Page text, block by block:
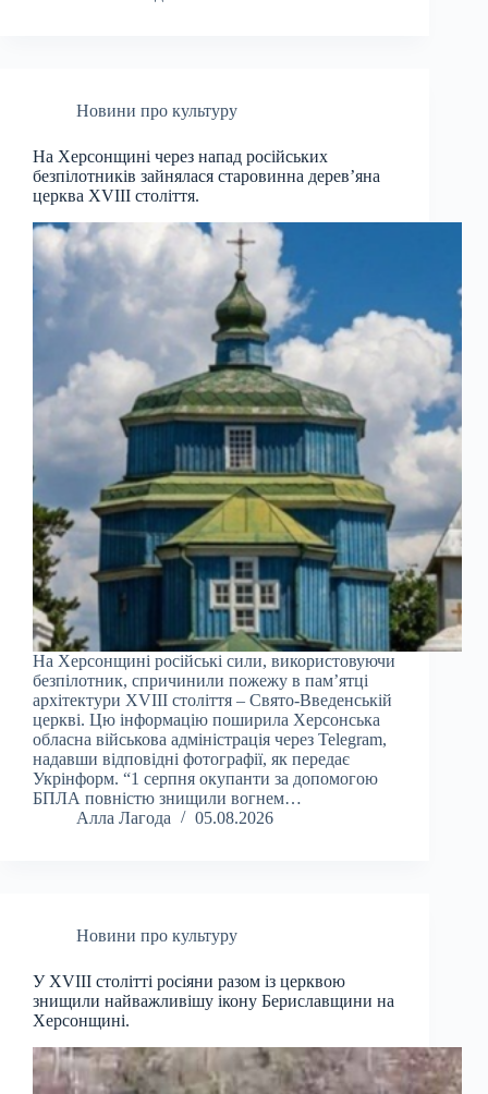
Новини про культуру
На Херсонщині через напад російських
безпілотників зайнялася старовинна дерев’яна
церква XVIII століття.
На Херсонщині російські сили, використовуючи
безпілотник, спричинили пожежу в пам’ятці
архітектури XVIII століття – Свято-Введенській
церкві. Цю інформацію поширила Херсонська
обласна військова адміністрація через Telegram,
надавши відповідні фотографії, як передає
Укрінформ. “1 серпня окупанти за допомогою
БПЛА повністю знищили вогнем…
Алла Лагода
05.08.2026
Новини про культуру
У XVIII столітті росіяни разом із церквою
знищили найважливішу ікону Бериславщини на
Херсонщині.